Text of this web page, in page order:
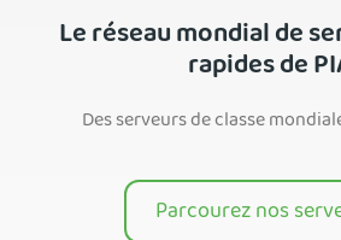
Le réseau mondial de
rapides de
Des serveurs de classe
Parcourez nos